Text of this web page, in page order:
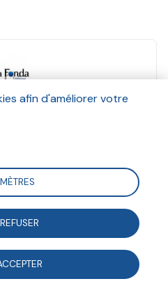
de France
2023
à la Fondation de
: associations et
systémiques. La
afin d'améliorer votre